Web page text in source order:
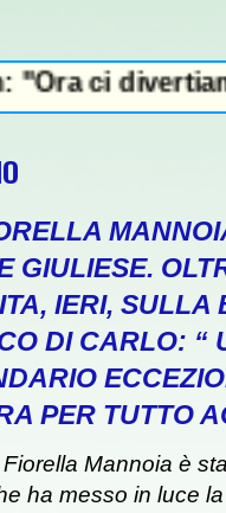
in
GIULIESE.
IERI, SULLA
DI CARLO: “
PER TUTTO
Mannoia è
ha messo in luce